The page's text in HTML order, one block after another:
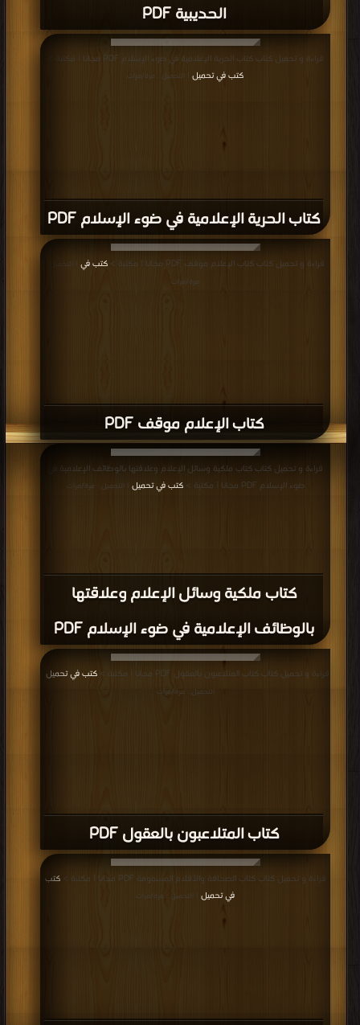
الحديبية PDF
كتاب الحرية الإعلامية في ضوء الإسلام PDF
قراءة و تحميل كتاب كتاب الحرية الإعلامية في ضوء الإسلام PDF مجانا | مكتبة >
كتب في تحميل
| التحميل : مرة/مرات
كتاب الإعلام موقف PDF
قراءة و تحميل كتاب كتاب الإعلام موقف PDF مجانا | مكتبة > كتب في
| التحميل :
مرة/مرات
كتاب ملكية وسائل الإعلام وعلاقتها
بالوظائف الإعلامية في ضوء الإسلام PDF
قراءة و تحميل كتاب كتاب ملكية وسائل الإعلام وعلاقتها بالوظائف الإعلامية في
ضوء الإسلام PDF مجانا | مكتبة >
كتب في تحميل | التحميل : مرة/مرات
كتاب المتلاعبون بالعقول PDF
قراءة و تحميل كتاب كتاب المتلاعبون بالعقول PDF مجانا | مكتبة > كتب في تحميل
التحميل : مرة/مرات
قراءة و تحميل كتاب كتاب الصحافة والأقلام المسمومة PDF مجانا | مكتبة >
كتب
في تحميل
| التحميل : مرة/مرات